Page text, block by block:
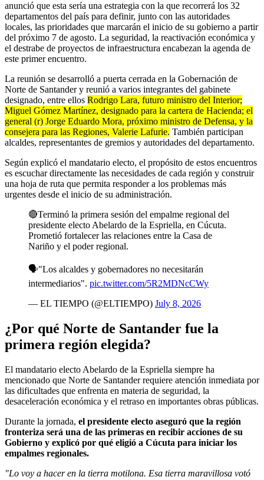
anunció que esta sería una estrategia con la que recorrerá los 32
departamentos del país para definir, junto con las autoridades
locales, las prioridades que marcarán el inicio de su gobierno a partir
del próximo 7 de agosto. La seguridad, la reactivación económica y
el destrabe de proyectos de infraestructura encabezan la agenda de
este primer encuentro.
La reunión se desarrolló a puerta cerrada en la Gobernación de
Norte de Santander y reunió a varios integrantes del gabinete
designado, entre ellos Rodrigo Lara, futuro ministro del Interior;
Miguel Gómez Martínez, designado para la cartera de Hacienda; el
general (r) Jorge Eduardo Mora, próximo ministro de Defensa, y la
consejera para las Regiones, Valerie Lafurie. También participan
alcaldes, representantes de gremios y autoridades del departamento.
Según explicó el mandatario electo, el propósito de estos encuentros
es escuchar directamente las necesidades de cada región y construir
una hoja de ruta que permita responder a los problemas más
urgentes desde el inicio de su administración.
🔴Terminó la primera sesión del empalme regional del
presidente electo Abelardo de la Espriella, en Cúcuta.
Prometió fortalecer las relaciones entre la Casa de
Nariño y el poder regional.
🗣️"Los alcaldes y gobernadores no necesitarán
intermediarios". pic.twitter.com/5R2MDNcCWy
— EL TIEMPO (@ELTIEMPO) July 8, 2026
¿Por qué Norte de Santander fue la
primera región elegida?
El mandatario electo Abelardo de la Espriella siempre ha
mencionado que Norte de Santander requiere atención inmediata por
las dificultades que enfrenta en materia de seguridad, la
desaceleración económica y el retraso en importantes obras públicas.
Durante la jornada, el presidente electo aseguró que la región
fronteriza será una de las primeras en recibir acciones de su
Gobierno y explicó por qué eligió a Cúcuta para iniciar los
empalmes regionales.
"Lo voy a hacer en la tierra motilona. Esa tierra maravillosa votó